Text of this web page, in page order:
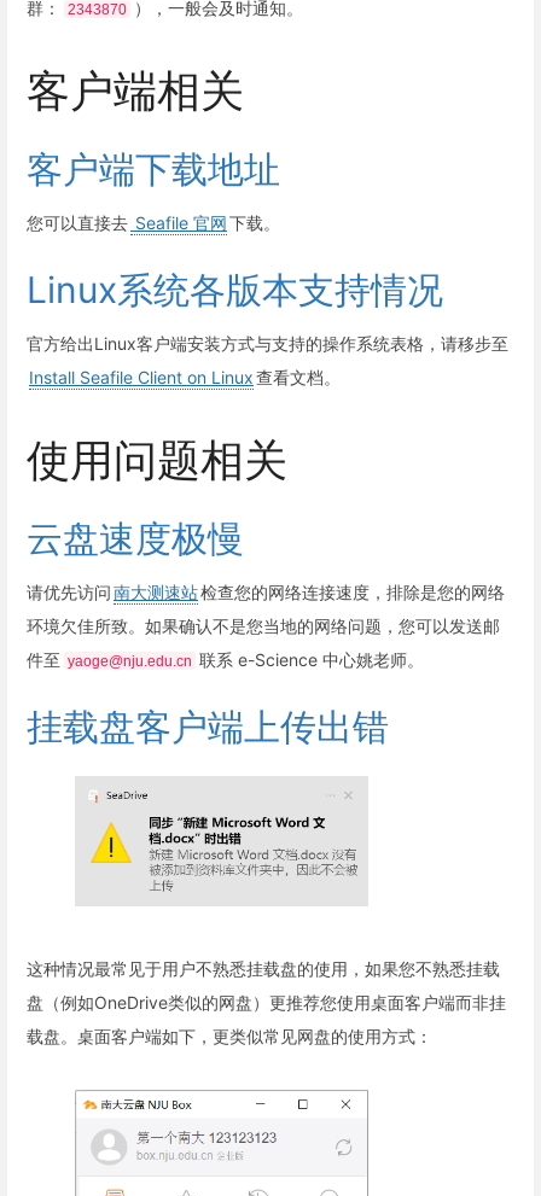
群：
2343870 ），一般会及时通知。
客户端相关
客户端下载地址
您可以直接去 Seafile 官网下载。
Linux系统各版本支持情况
官方给出Linux客户端安装方式与支持的操作系统表格，请移步至
Install Seafile Client on Linux查看文档。
使用问题相关
云盘速度极慢
请优先访问南大测速站检查您的网络连接速度，排除是您的网络
环境欠佳所致。如果确认不是您当地的网络问题，您可以发送邮
件至 yaoge@nju.edu.cn 联系 e-Science 中心姚老师。
挂载盘客户端上传出错
这种情况最常见于用户不熟悉挂载盘的使用，如果您不熟悉挂载
盘（例如OneDrive类似的网盘）更推荐您使用桌面客户端而非挂
载盘。桌面客户端如下，更类似常见网盘的使用方式：